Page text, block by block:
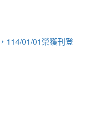
114/01/01榮獲刊登